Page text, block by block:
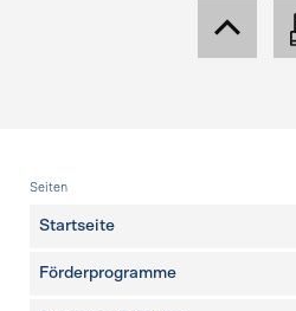
Fusszeile
Seiten
Startseite
Förderprogramme